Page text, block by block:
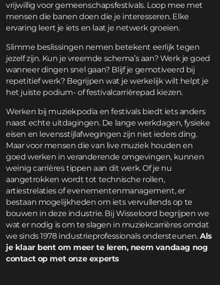
vrijwillig voor gemeenschapsfestivals. Loop mee met
mensen die banen doen die je interesseren. Elke
ervaring leert je iets en laat je netwerk groeien.
Slimme beslissingen nemen betekent eerlijk tegen
jezelf zijn. Kun je vreemde schema’s aan? Werk je goed
wanneer dingen snel gaan? Blijf je gemotiveerd bij
repetitief werk? Begrijpen wat je werkelijk wilt helpt je
het juiste podium- of festivalcarrièrepad kiezen.
Werken bij muziekpodia en festivals biedt iets anders
naast echte uitdagingen. De lange werkdagen, fysieke
eisen en levensstijlafwegingen zijn niet ieders ding.
Maar voor mensen die van live muziek houden en
goed werken in veranderende omgevingen, kunnen
weinig carrières tippen aan dit werk. Of je nu
aangetrokken wordt tot technische rollen,
artiestrelaties of evenementenmanagement, er
bestaan mogelijkheden om iets vervullends op te
bouwen in deze industrie. Bij Wisseloord begrijpen we
wat er nodig is om te slagen in muziekcarrières omdat
we sinds 1978 industrieprofessionals ondersteunen.Als
je klaar bent om meer te leren, neem vandaag nog
contact op met onze experts